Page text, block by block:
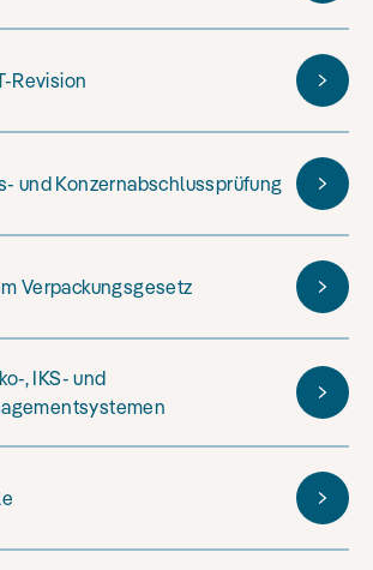
Revision
und Konzernabschlussprüfung
Verpackungsgesetz
, IKS- und